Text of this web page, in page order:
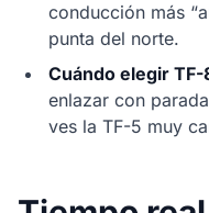
conducción más
punta del norte.
Cuándo elegir TF-
enlazar con
ves la TF-5 muy